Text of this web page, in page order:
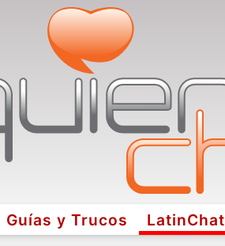
Guías y Trucos LatinChat